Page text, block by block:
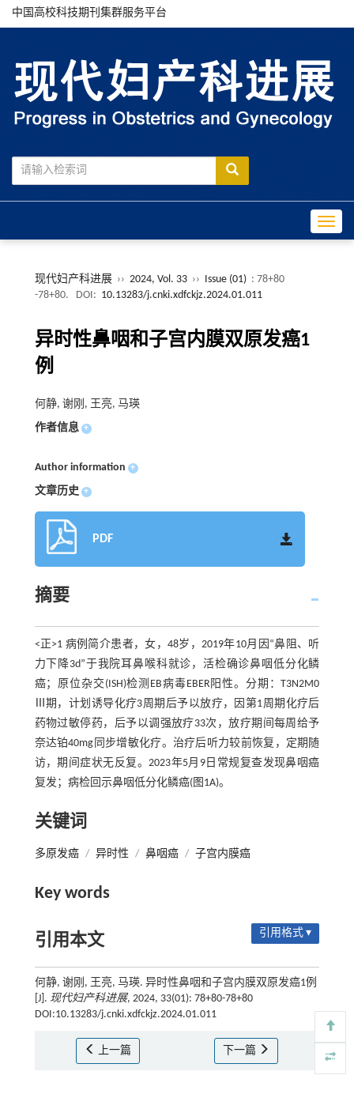
中国高校科技期刊集群服务平台
现代妇产科进展 ›› 2024, Vol. 33 ›› Issue (01) : 78+80
-78+80.
DOI: 10.13283/j.cnki.xdfckjz.2024.01.011
异时性鼻咽和子宫内膜双原发癌1
例
何静, 谢刚, 王亮, 马瑛
作者信息 +
Author information +
文章历史 +
PDF
摘要
<正>1 病例简介患者，女，48岁，2019年10月因“鼻阻、听
力下降3d”于我院耳鼻喉科就诊，活检确诊鼻咽低分化鳞
癌；原位杂交(ISH)检测EB病毒EBER阳性。分期：T3N2M0
Ⅲ期，计划诱导化疗3周期后予以放疗，因第1周期化疗后
药物过敏停药，后予以调强放疗33次，放疗期间每周给予
奈达铂40mg同步增敏化疗。治疗后听力较前恢复，定期随
访，期间症状无反复。2023年5月9日常规复查发现鼻咽癌
复发；病检回示鼻咽低分化鳞癌(图1A)。
关键词
多原发癌 / 异时性 / 鼻咽癌 / 子宫内膜癌
Key words
引用本文 引用格式 ▾
何静, 谢刚, 王亮, 马瑛. 异时性鼻咽和子宫内膜双原发癌1例
[J]. 现代妇产科进展, 2024, 33(01): 78+80-78+80
DOI:10.13283/j.cnki.xdfckjz.2024.01.011
上一篇 下一篇